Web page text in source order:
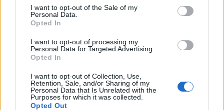
services and may gather and store information including but
not limited to your visit or usage behaviour. You may click to
grant or deny consent to Google and its third-party tags to
consent section.
I want to opt-out of the Sale of my
Personal Data.
Opted In
I want to opt-out of processing my
Personal Data for Targeted Advertising.
Opted In
I want to opt-out of Collection, Use,
Retention, Sale, and/or Sharing of my
Personal Data that Is Unrelated with the
Purposes for which it was collected.
Opted Out
InvestirMag
Investieren24
UK
News Hub UK